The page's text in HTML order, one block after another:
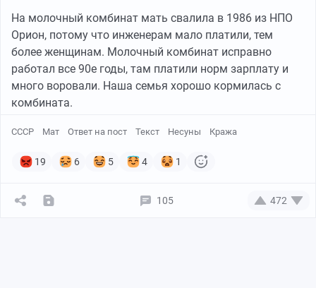
На молочный комбинат мать свалила в 1986 из НПО
Орион, потому что инженерам мало платили, тем
более женщинам. Молочный комбинат исправно
работал все 90е годы, там платили норм зарплату и
много воровали. Наша семья хорошо кормилась с
комбината.
СССР Мат Ответ на пост Текст Несуны Кража
19 6 5 4 1
105 472